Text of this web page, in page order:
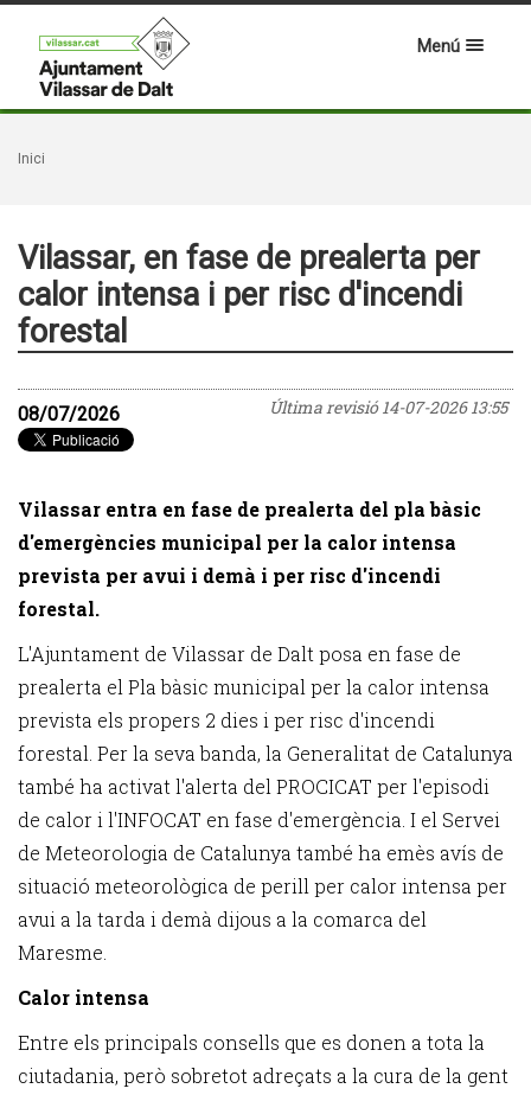
Menú
Inici
Vilassar, en fase de prealerta per
calor intensa i per risc d'incendi
forestal
Última revisió14-07-2026 13:55
08/07/2026
Vilassar entra en fase de prealerta del pla bàsic
d'emergències municipal per la calor intensa
prevista per avui i demà i per risc d'incendi
forestal.
L'Ajuntament de Vilassar de Dalt posa en fase de
prealerta el Pla bàsic municipal per la calor intensa
prevista els propers 2 dies i per risc d'incendi
forestal. Per la seva banda, la Generalitat de Catalunya
també ha activat l'alerta del PROCICAT per l'episodi
de calor i l'INFOCAT en fase d'emergència. I el Servei
de Meteorologia de Catalunya també ha emès avís de
situació meteorològica de perill per calor intensa per
avui a la tarda i demà dijous a la comarca del
Maresme.
Calor intensa
Entre els principals consells que es donen a tota la
ciutadania, però sobretot adreçats a la cura de la gent